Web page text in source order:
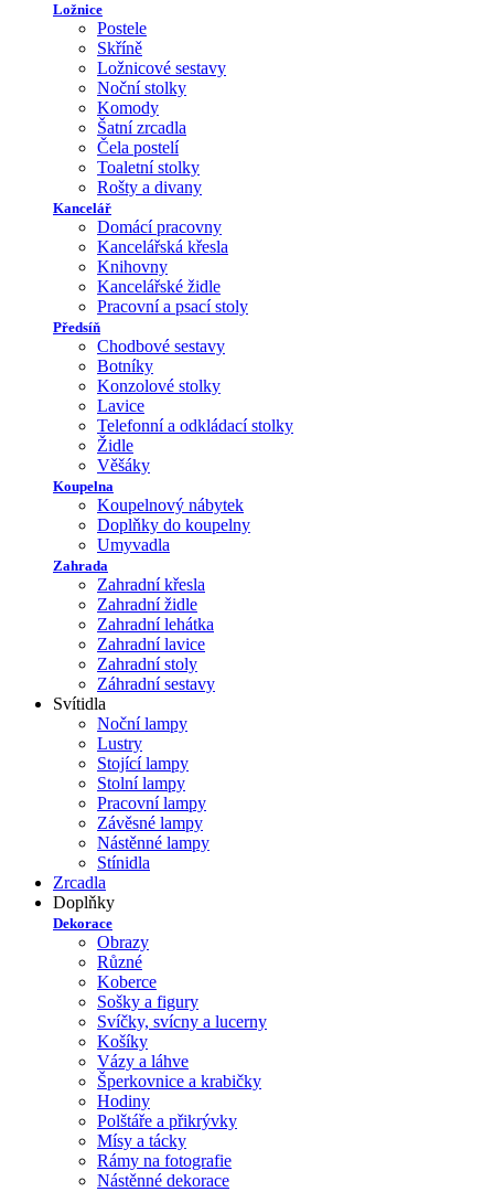
Ložnice
Postele
Skříně
Ložnicové sestavy
Noční stolky
Komody
Šatní zrcadla
Čela postelí
Toaletní stolky
Rošty a divany
Kancelář
Domácí pracovny
Kancelářská křesla
Knihovny
Kancelářské židle
Pracovní a psací stoly
Předsíň
Chodbové sestavy
Botníky
Konzolové stolky
Lavice
Telefonní a odkládací stolky
Židle
Věšáky
Koupelna
Koupelnový nábytek
Doplňky do koupelny
Umyvadla
Zahrada
Zahradní křesla
Zahradní židle
Zahradní lehátka
Zahradní lavice
Zahradní stoly
Záhradní sestavy
Svítidla
Noční lampy
Lustry
Stojící lampy
Stolní lampy
Pracovní lampy
Závěsné lampy
Nástěnné lampy
Stínidla
Zrcadla
Doplňky
Dekorace
Obrazy
Různé
Koberce
Sošky a figury
Svíčky, svícny a lucerny
Košíky
Vázy a láhve
Šperkovnice a krabičky
Hodiny
Polštáře a přikrývky
Mísy a tácky
Rámy na fotografie
Nástěnné dekorace